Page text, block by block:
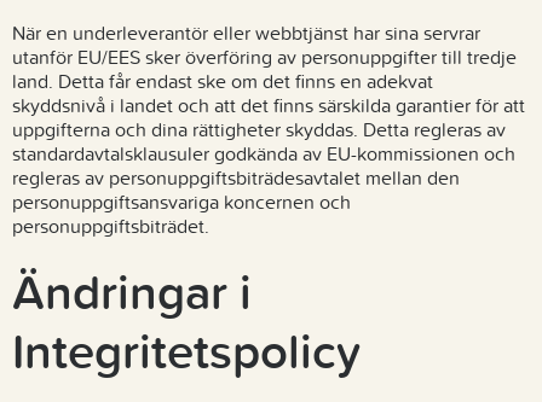
När en underleverantör eller webbtjänst har sina servrar
utanför EU/EES sker överföring av personuppgifter till tredje
land. Detta får endast ske om det finns en adekvat
skyddsnivå i landet och att det finns särskilda garantier för att
uppgifterna och dina rättigheter skyddas. Detta regleras av
standardavtalsklausuler godkända av EU-kommissionen och
regleras av personuppgiftsbiträdesavtalet mellan den
personuppgiftsansvariga koncernen och
personuppgiftsbiträdet.
Ändringar i
Integritetspolicy